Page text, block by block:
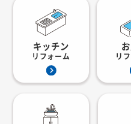
キッチン
リフォーム リ